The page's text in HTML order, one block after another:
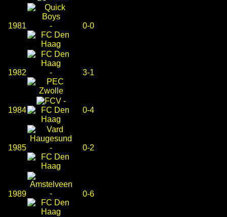
1981 - 0-0
1982 - 3-1
1984
-
0-4
1985 - 0-2
1989 - 0-6